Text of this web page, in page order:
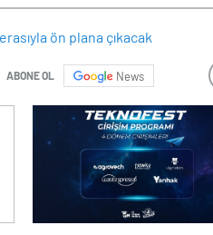
ABONE OL News